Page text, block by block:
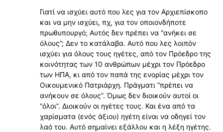
Γιατί να ισχύει αυτό που λες για τον Αρχιεπίσκοπο
και να μην ισχύει, πχ, για τον οποιονδήποτε
πρωθυπουργό; Αυτός δεν πρέπει να “ανήκει σε
όλους”; Δεν το κατάλαβα. Αυτό που λες λοιπόν
ισχύει για όλους τους ηγέτες, από τον Πρόεδρο της
κοινότητας των 10 ανθρώπων μέχρι τον Πρόεδρο
των ΗΠΑ, κι από τον παπά της ενορίας μέχρι τον
Οικουμενικό Πατριάρχη. Πράγματι “πρέπει να
ανήκουν σε όλους”. Όμως δεν διοικούν αυτοί οι
“όλοι”. Διοικούν οι ηγέτες τους. Και ένα από τα
χαρίσματα (ενός άξιου) ηγέτη είναι να οδηγεί τον
λαό του. Αυτό σημαίνει εξάλλου και η λέξη ηγέτης.